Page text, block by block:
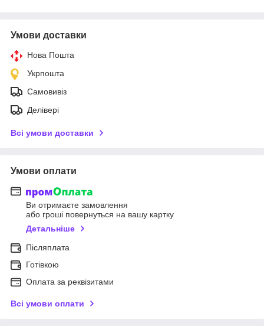
Умови доставки
Нова Пошта
Укрпошта
Самовивіз
Делівері
Всі умови доставки
Умови оплати
Ви отримаєте замовлення
або гроші повернуться на вашу картку
Детальніше
Післяплата
Готівкою
Оплата за реквізитами
Всі умови оплати